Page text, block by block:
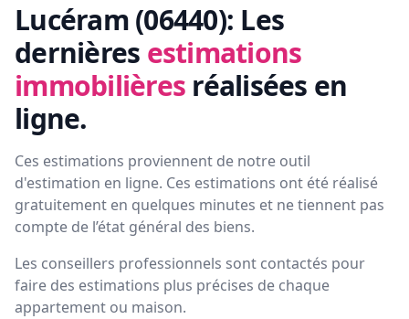
Lucéram (06440): Les
dernières estimations
immobilières réalisées en
ligne.
Ces estimations proviennent de notre outil
d'estimation en ligne. Ces estimations ont été réalisé
gratuitement en quelques minutes et ne tiennent pas
compte de l’état général des biens.
Les conseillers professionnels sont contactés pour
faire des estimations plus précises de chaque
appartement ou maison.